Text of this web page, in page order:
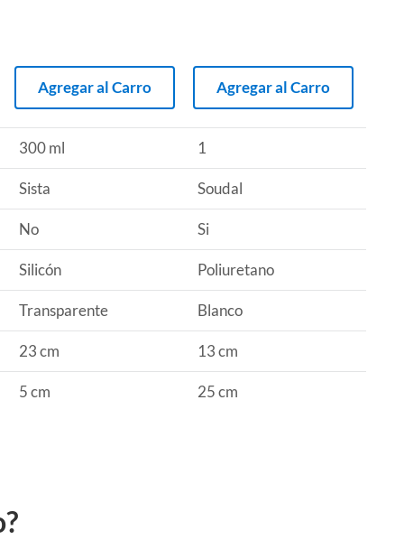
Agregar al Carro Agregar al Carro
300 ml 1
Sista Soudal
No Si
Silicón Poliuretano
Transparente Blanco
23 cm 13 cm
5 cm 25 cm